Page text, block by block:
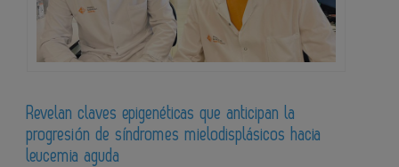
Revelan claves epigenéticas que anticipan la
progresión de síndromes mielodisplásicos hacia
leucemia aguda